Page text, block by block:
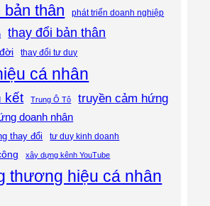
bản thân phát triển doanh nghiệp
thay đổi bản thân
thay đổi tư duy
cá nhân
kết Trung Ô Tô truyền cảm hứng
doanh nhân
thay đổi tư duy kinh doanh
xây dựng kênh YouTube
thương hiệu cá nhân